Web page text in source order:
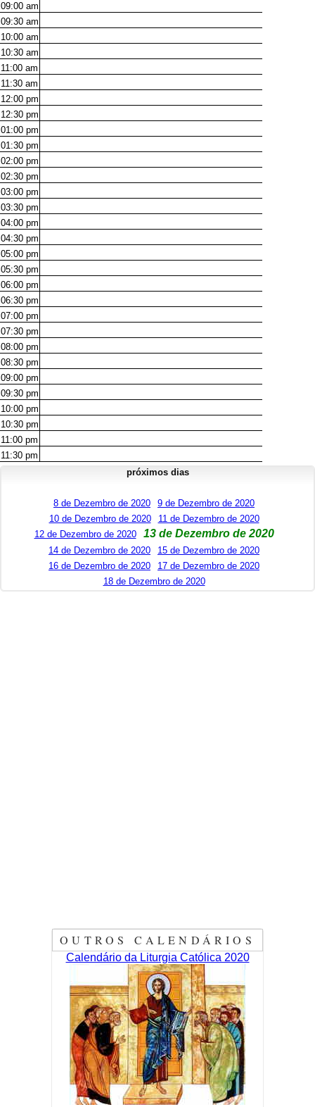
09:00 am
09:30 am
10:00 am
10:30 am
11:00 am
11:30 am
12:00 pm
12:30 pm
01:00 pm
01:30 pm
02:00 pm
02:30 pm
03:00 pm
03:30 pm
04:00 pm
04:30 pm
05:00 pm
05:30 pm
06:00 pm
06:30 pm
07:00 pm
07:30 pm
08:00 pm
08:30 pm
09:00 pm
09:30 pm
10:00 pm
10:30 pm
11:00 pm
11:30 pm
próximos dias
8 de Dezembro de 2020
9 de Dezembro de 2020
10 de Dezembro de 2020
11 de Dezembro de 2020
12 de Dezembro de 2020
13 de Dezembro de 2020
14 de Dezembro de 2020
15 de Dezembro de 2020
16 de Dezembro de 2020
17 de Dezembro de 2020
18 de Dezembro de 2020
OUTROS CALENDÁRIOS
Calendário da Liturgia Católica 2020